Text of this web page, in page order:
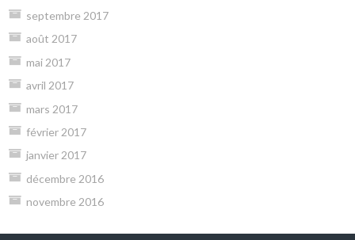
septembre 2017
août 2017
mai 2017
avril 2017
mars 2017
février 2017
janvier 2017
décembre 2016
novembre 2016